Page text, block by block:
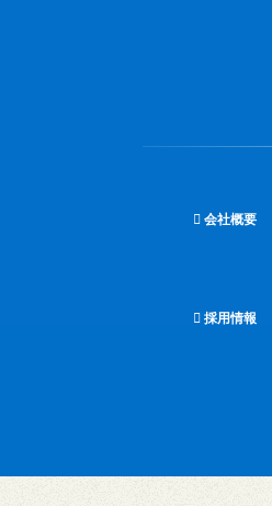
会社概要
採用情報